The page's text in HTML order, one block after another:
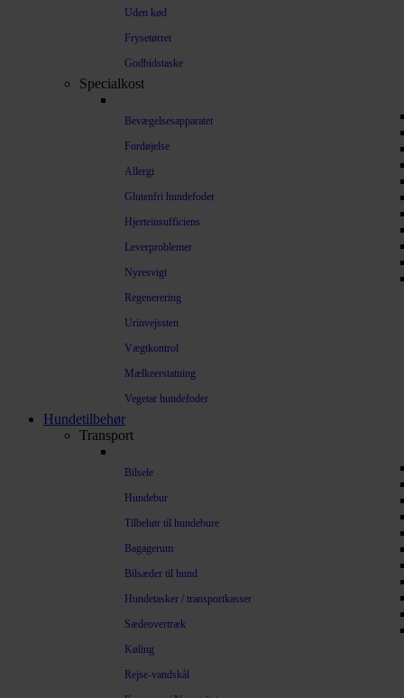
Uden kød
Frysetørret
Godbidstaske
Specialkost
Bevægelsesapparatet
Fordøjelse
Allergi
Glutenfri hundefoder
Hjerteinsufficiens
Leverproblemer
Nyresvigt
Regenerering
Urinvejssten
Vægtkontrol
Mælkeerstatning
Vegetar hundefoder
Hundetilbehør
Transport
Bilsele
Hundebur
Tilbehør til hundebure
Bagagerum
Bilsæder til hund
Hundetasker / transportkasser
Sædeovertræk
Køling
Rejse-vandskål